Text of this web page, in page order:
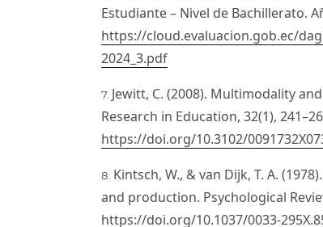
Estudiante – Nivel de Bachillerato.
https://cloud.evaluacion.gob.ec/
2024_3.pdf
Jewitt, C. (2008). Multimodality
Research in Education, 32(1),
https://doi.org/10.3102/
Kintsch, W., & van Dijk, T. A.
and production. Psychological
https://doi.org/10.1037/0033-